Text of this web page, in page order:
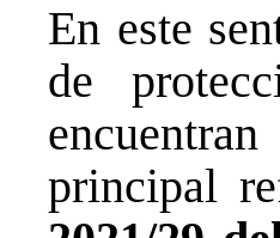
En este
de
principal